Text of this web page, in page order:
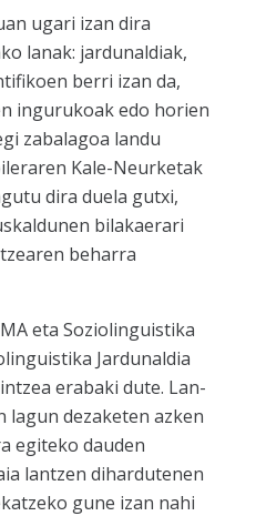
ugari izan dira
lanak: jardunaldiak,
berri izan da,
ingurukoak edo horien
zabalagoa landu
Kale-Neurketak
dira duela gutxi,
bilakaerari
beharra
eta Soziolinguistika
Jardunaldia
erabaki dute. Lan-
dezaketen azken
egiteko dauden
lantzen dihardutenen
gune izan nahi